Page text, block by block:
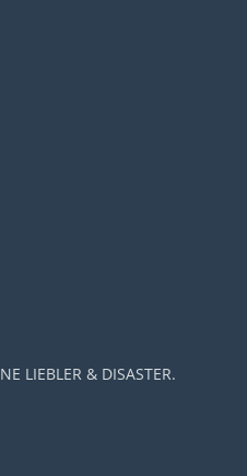
LIEBLER & DISASTER.